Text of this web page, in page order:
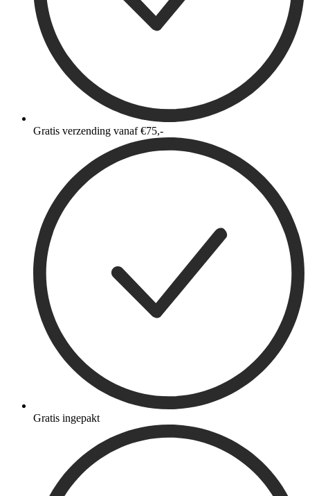
Gratis verzending vanaf €75,-
Gratis ingepakt